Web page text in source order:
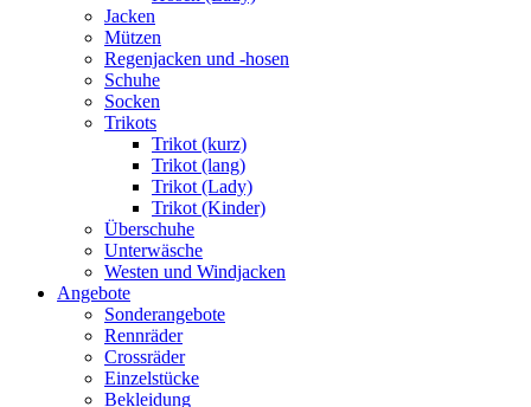
Jacken
Mützen
Regenjacken und -hosen
Schuhe
Socken
Trikots
Trikot (kurz)
Trikot (lang)
Trikot (Lady)
Trikot (Kinder)
Überschuhe
Unterwäsche
Westen und Windjacken
Angebote
Sonderangebote
Rennräder
Crossräder
Einzelstücke
Bekleidung